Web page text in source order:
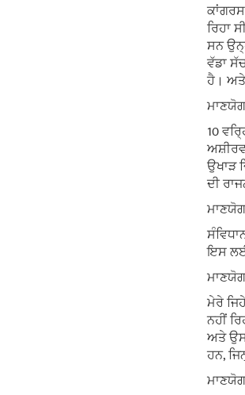
ਰਿਹਾ
ਸਨ
ਵੱਡਾ
ਹੈ।
10
ਉਖਾੜ
ਦੀ
ਇਸ
ਮੇਰੇ
ਨਹੀਂ
ਅਤੇ ਉਸ
ਹਨ,